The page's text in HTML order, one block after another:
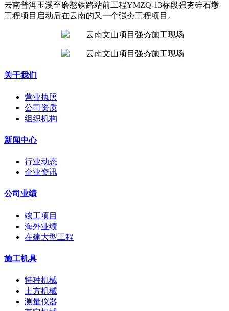
云南普洱玉溪至磨憨铁路站前工程YMZQ-13标段强夯碎石墩
工程项目启动后在云南的又一个强夯工程项目。
关于我们
营业执照
公司资质
组织机构
新闻中心
行业动态
企业资讯
公司业绩
竣工项目
海外业绩
在建大型工程
施工机具
特种机械
土方机械
测量仪器